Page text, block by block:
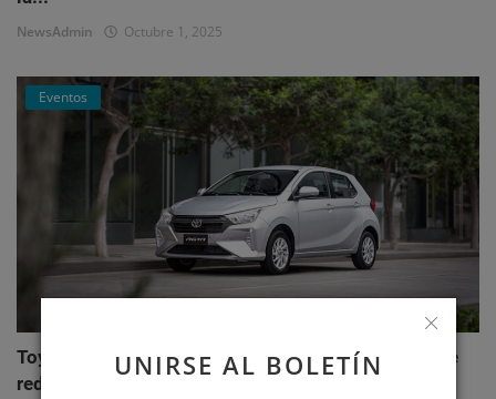
UNIRSE AL BOLETÍN
NewsAdmin Octubre 1, 2025
Eventos
Toyota AGYA: el nuevo hatchback de Toyotoshi que
redefi...